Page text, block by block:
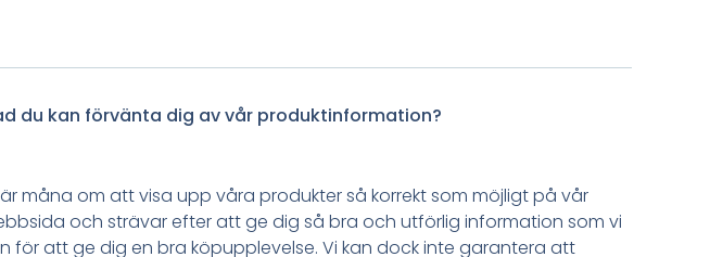
du kan förvänta dig av vår produktinformation?
måna om att visa upp våra produkter så korrekt som möjligt på vår
och strävar efter att ge dig så bra och utförlig information som vi
för att ge dig en bra köpupplevelse. Vi kan dock inte garantera att